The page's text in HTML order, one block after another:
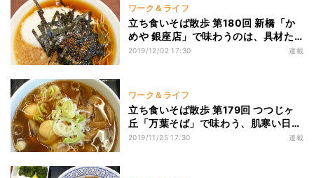
ワーク＆ライフ
立ち食いそば散歩 第180回 新橋「か
めや 銀座店」で味わうのは、具材た
っぷりの「温かいまかないそば」
2019/12/02 17:30 連載
ワーク＆ライフ
立ち食いそば散歩 第179回 つつじヶ
丘「万葉そば」で味わう、肌寒い日に
ぴったりの「けんちんそば」
2019/11/25 17:30 連載